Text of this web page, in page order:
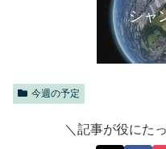
シャ
今週の予定
＼記事が役にた